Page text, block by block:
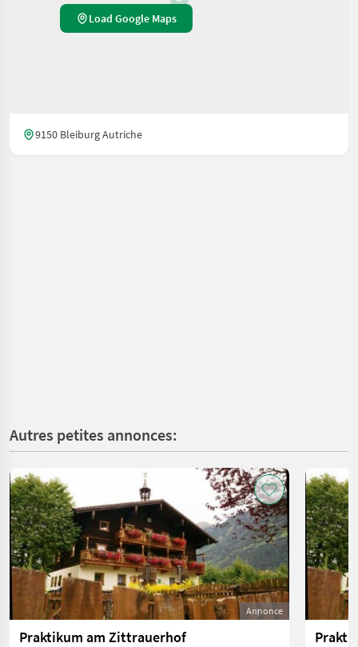
Load Google Maps
9150 Bleiburg Autriche
Autres petites annonces:
Annonce
Praktikum am Zittrauerhof